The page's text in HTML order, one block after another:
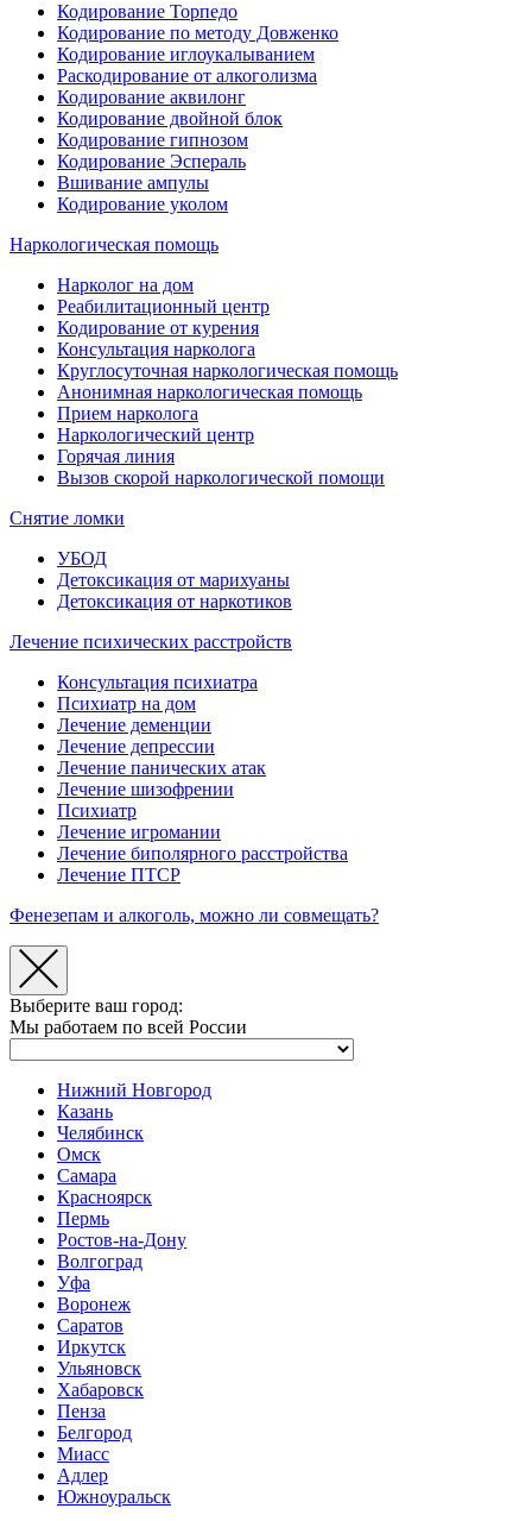
Кодирование Торпедо
Кодирование по методу Довженко
Кодирование иглоукалыванием
Раскодирование от алкоголизма
Кодирование аквилонг
Кодирование двойной блок
Кодирование гипнозом
Кодирование Эспераль
Вшивание ампулы
Кодирование уколом
Наркологическая помощь
Нарколог на дом
Реабилитационный центр
Кодирование от курения
Консультация нарколога
Круглосуточная наркологическая помощь
Анонимная наркологическая помощь
Прием нарколога
Наркологический центр
Горячая линия
Вызов скорой наркологической помощи
Снятие ломки
УБОД
Детоксикация от марихуаны
Детоксикация от наркотиков
Лечение психических расстройств
Консультация психиатра
Психиатр на дом
Лечение деменции
Лечение депрессии
Лечение панических атак
Лечение шизофрении
Психиатр
Лечение игромании
Лечение биполярного расстройства
Лечение ПТСР
Фенезепам и алкоголь, можно ли совмещать?
Выберите ваш город:
Мы работаем по всей России
Нижний Новгород
Казань
Челябинск
Омск
Самара
Красноярск
Пермь
Ростов-на-Дону
Волгоград
Уфа
Воронеж
Саратов
Иркутск
Ульяновск
Хабаровск
Пенза
Белгород
Миасс
Адлер
Южноуральск